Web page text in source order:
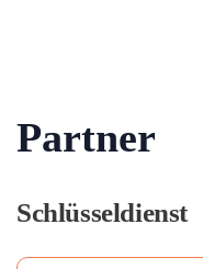
Partner
Schlüsseldienst